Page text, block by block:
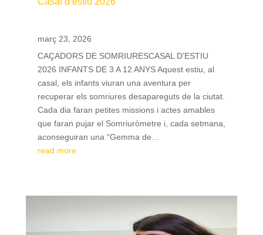
març 23, 2026
CAÇADORS DE SOMRIURESCASAL D’ESTIU
2026 INFANTS DE 3 A 12 ANYS Aquest estiu, al
casal, els infants viuran una aventura per
recuperar els somriures desapareguts de la ciutat.
Cada dia faran petites missions i actes amables
que faran pujar el Somriuròmetre i, cada setmana,
aconseguiran una “Gemma de...
read more